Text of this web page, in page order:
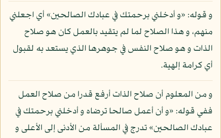
و قوله: «و أدخلني برحمتك في عبادك الصالحين» أي اجعلني
منهم، و هذا الصلاح لما لم يتقيد بالعمل كان هو صلاح
الذات و هو صلاح النفس في جوهرها الذي يستعد به لقبول
أي كرامة إلهية.
و من المعلوم أن صلاح الذات أرفع قدرا من صلاح العمل
ففي قوله: «و أن أعمل صالحا ترضاه و أدخلني برحمتك في
عبادك الصالحين» تدرج في المسألة من الأدنى إلى الأعلى و